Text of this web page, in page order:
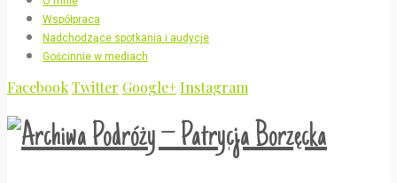
Współpraca
Nadchodzące spotkania i audycje
Gościnnie w mediach
FacebookTwitter Google+Instagram